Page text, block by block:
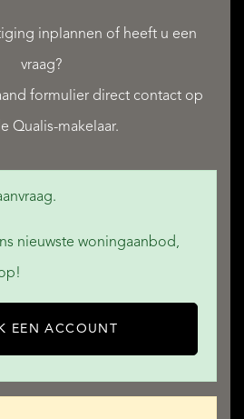
inplannen of heeft u een
vraag?
formulier direct contact op
Qualis-makelaar.
nieuwste woningaanbod,
EEN ACCOUNT
REALTY